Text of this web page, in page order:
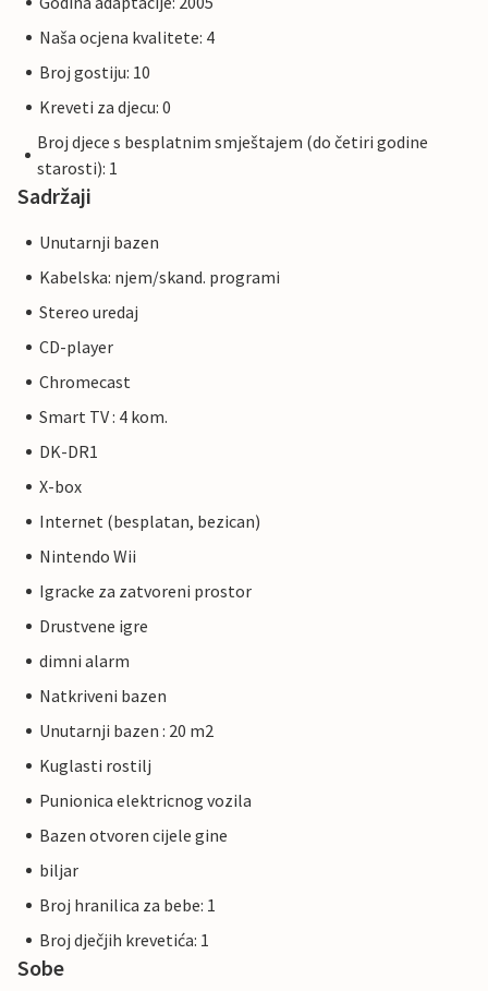
Naša ocjena kvalitete: 4
Broj gostiju: 10
Kreveti za djecu: 0
Broj djece s besplatnim smještajem (do četiri godine
starosti): 1
Sadržaji
Unutarnji bazen
Kabelska: njem/skand. programi
Stereo uredaj
CD-player
Chromecast
Smart TV : 4 kom.
DK-DR1
X-box
Internet (besplatan, bezican)
Nintendo Wii
Igracke za zatvoreni prostor
Drustvene igre
dimni alarm
Natkriveni bazen
Unutarnji bazen : 20 m2
Kuglasti rostilj
Punionica elektricnog vozila
Bazen otvoren cijele gine
biljar
Broj hranilica za bebe: 1
Broj dječjih krevetića: 1
Sobe